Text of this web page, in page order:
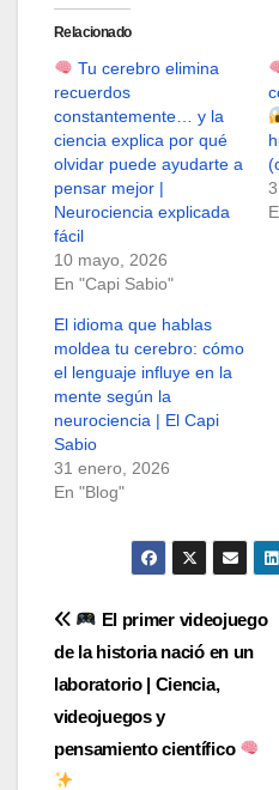
Relacionado
Tu cerebro elimina
recuerdos
constantemente… y la
ciencia explica por qué
olvidar puede ayudarte a
pensar mejor |
Neurociencia explicada
fácil
10 mayo, 2026
En "Capi Sabio"
El idioma que hablas
moldea tu cerebro: cómo
el lenguaje influye en la
mente según la
neurociencia | El Capi
Sabio
31 enero, 2026
En "Blog"
Navegación
de
entradas
El primer videojuego
de la historia nació en un
laboratorio | Ciencia,
videojuegos y
pensamiento científico